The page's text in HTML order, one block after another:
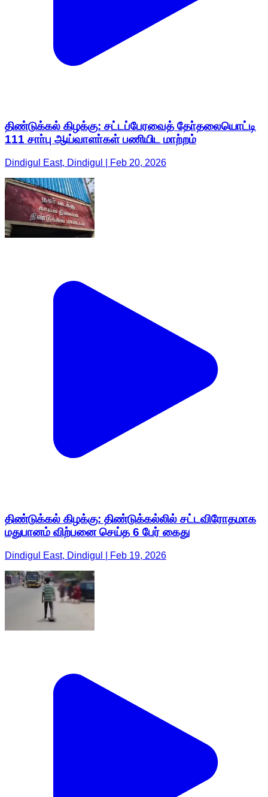
திண்டுக்கல் கிழக்கு: சட்டப்பேரவைத் தோ்தலையொட்டி
111 சாா்பு ஆய்வாளா்கள் பணியிட மாற்றம்
Dindigul East, Dindigul | Feb 20, 2026
திண்டுக்கல் கிழக்கு: திண்டுக்கல்லில் சட்டவிரோதமாக
மதுபானம் விற்பனை செய்த 6 பேர் கைது
Dindigul East, Dindigul | Feb 19, 2026